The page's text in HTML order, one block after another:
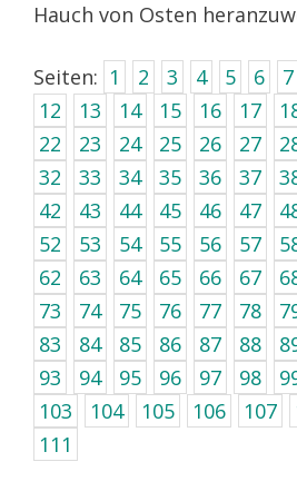
Hauch von Osten
Seiten: 1 2 3 4 5 6 7
12
13 14 15 16 17
22
23 24 25 26 27
32
33 34 35 36 37
42
43 44 45 46 47
52
53 54 55 56 57
62
63 64 65 66 67
73
74 75 76 77 78
83
84 85 86 87 88
93
94 95 96 97 98
103
104 105 106 107
111